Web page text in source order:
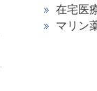
在宅医
マリン